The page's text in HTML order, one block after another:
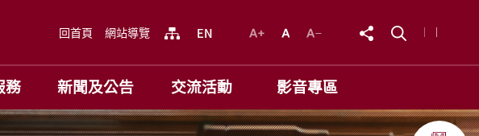
回首頁 網站導覽
務 新聞及公告 交流活動 影音專區